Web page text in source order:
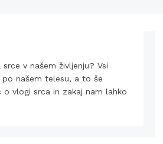
v našem življenju? Vsi
našem telesu, a to še
o vlogi srca in zakaj nam lahko